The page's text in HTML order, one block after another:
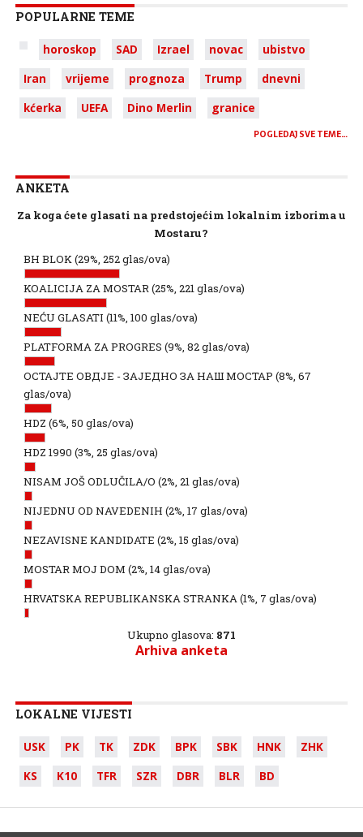
POPULARNE TEME
horoskop SAD Izrael novac
ubistvo
Iran
vrijeme prognoza Trump
dnevni
kćerka
UEFA Dino Merlin granice
POGLEDAJ SVE TEME…
ANKETA
Za koga ćete glasati na predstojećim lokalnim izborima u
Mostaru?
BH BLOK(29%, 252 glas/ova)
KOALICIJA ZA MOSTAR(25%, 221 glas/ova)
NEĆU GLASATI (11%, 100 glas/ova)
PLATFORMA ZA PROGRES (9%, 82 glas/ova)
ОСТАЈТЕ ОВДЈЕ - ЗАЈЕДНО ЗА НАШ МОСТАР (8%, 67
glas/ova)
HDZ (6%, 50 glas/ova)
HDZ 1990 (3%, 25 glas/ova)
NISAM JOŠ ODLUČILA/O (2%, 21 glas/ova)
NIJEDNU OD NAVEDENIH (2%, 17 glas/ova)
NEZAVISNE KANDIDATE (2%, 15 glas/ova)
MOSTAR MOJ DOM (2%, 14 glas/ova)
HRVATSKA REPUBLIKANSKA STRANKA(1%, 7 glas/ova)
Ukupno glasova: 871
Arhiva anketa
LOKALNE VIJESTI
USK PK TK ZDK BPK SBK HNK
ZHK
KS
K10 TFR SZR DBR BLR BD